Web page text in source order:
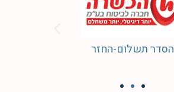
הסדר תשלום-החזר